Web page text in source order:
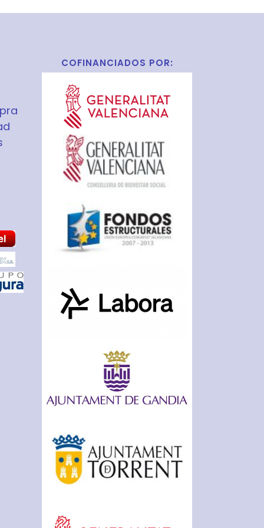
COFINANCIADOS POR: